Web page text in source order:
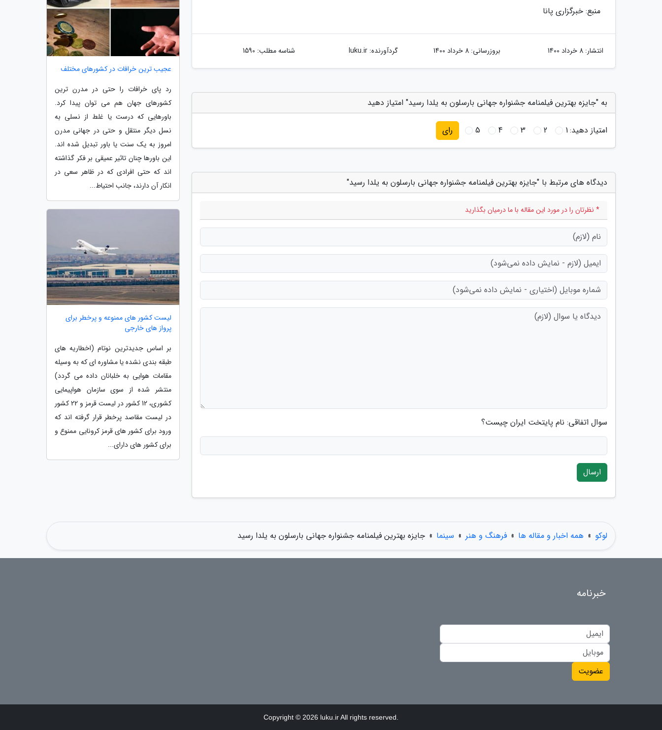
منبع: خبرگزاری پانا
انتشار: 8 خرداد 1400 بروزرسانی: 8 خرداد 1400 گردآورنده:luku.ir شناسه مطلب: 1590
به "جایزه بهترین فیلمنامه جشنواره جهانی بارسلون به یلدا رسید" امتیاز دهید
امتیاز دهید:1
2
3
4
5 رای
دیدگاه های مرتبط با "جایزه بهترین فیلمنامه جشنواره جهانی بارسلون به یلدا رسید"
* نظرتان را در مورد این مقاله با ما درمیان بگذارید
سوال اتفاقی: نام پایتخت ایران چیست؟
ارسال
عجیب ترین خرافات در کشورهای مختلف
رد پای خرافات را حتی در مدرن ترین
کشورهای جهان هم می توان پیدا کرد.
باورهایی که درست یا غلط از نسلی به
نسل دیگر منتقل و حتی در جهانی مدرن
امروز به یک سنت یا باور تبدیل شده اند.
این باورها چنان تاثیر عمیقی بر فکر گذاشته
اند که حتی افرادی که در ظاهر سعی در
انکار آن دارند، جانب احتیاط...
لیست کشور های ممنوعه و پرخطر برای
پرواز های خارجی
بر اساس جدیدترین نوتام (اخطاریه های
طبقه بندی نشده یا مشاوره ای که به وسیله
مقامات هوایی به خلبانان داده می گردد)
منتشر شده از سوی سازمان هواپیمایی
کشوری، 12 کشور در لیست قرمز و 22 کشور
در لیست مقاصد پرخطر قرار گرفته اند که
ورود برای کشور های قرمز کرونایی ممنوع و
برای کشور های دارای...
لوکو » همه اخبار و مقاله ها » فرهنگ و هنر » سینما » جایزه بهترین فیلمنامه جشنواره جهانی بارسلون به یلدا رسید
خبرنامه
عضویت
Copyright © 2026 luku.ir All rights reserved.